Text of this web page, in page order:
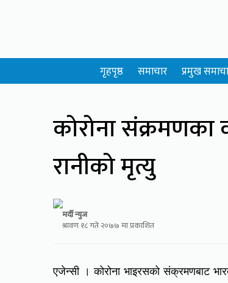
गृहपृष्ठ समाचार प्रमुख
कोरोना संक्रमणका
रानीको मृत्यु
मर्दी न्युज
श्रावण १८ गते २०७७ मा प्रकाशित
एजेन्सी । कोरोना भाइरसको संक्रमणबाट